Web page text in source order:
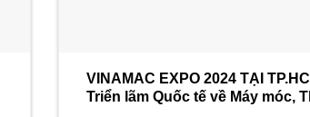
VINAMAC EXPO 2024 TẠI
Triển lãm Quốc tế về Máy móc,